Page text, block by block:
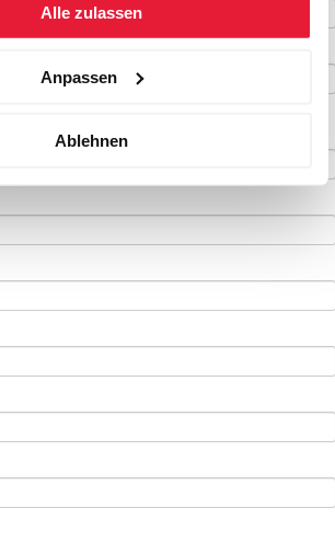
Alle zulassen
Anpassen
Ablehnen